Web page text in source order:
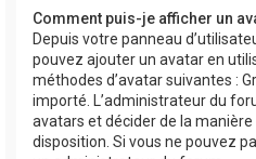
Comment puis-je afficher un
Depuis votre panneau
pouvez ajouter un avatar en
méthodes d’avatar suivantes :
importé. L’administrateur du
avatars et décider de la
disposition. Si vous ne pouvez